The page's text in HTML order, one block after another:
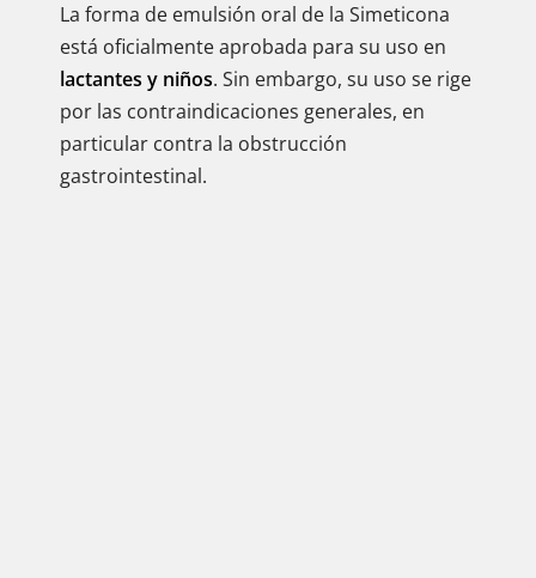
La forma de emulsión oral de la Simeticona
está oficialmente aprobada para su uso en
lactantes y niños. Sin embargo, su uso se rige
por las contraindicaciones generales, en
particular contra la obstrucción
gastrointestinal.